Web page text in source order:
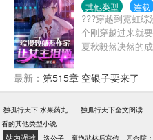
其他类型 连载
???穿越到霓虹
个刚穿越过来就
夏秋毅然决然的
一个两个哭红了
相许了！多女主！
最新： 第515章 空银子要来了
独孤行天下 水果药丸 - 独孤行天下全文阅读 -
看的其他类型小说
站内强推 洛公子 魔艳武林后宫传 四合院